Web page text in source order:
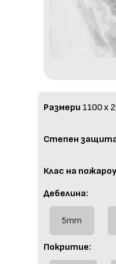
Размери 1100 x
Степен защита
Клас на
Дебелина:
5mm
Покритие: